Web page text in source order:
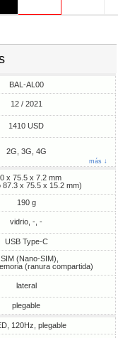
BAL-AL00
12 / 2021
1410 USD
2G, 3G, 4G
más ↓
x 75.5 x 7.2 mm
87.3 x 75.5 x 15.2 mm)
190 g
vidrio, -, -
USB Type-C
(Nano-SIM),
(ranura compartida)
lateral
plegable
120Hz, plegable